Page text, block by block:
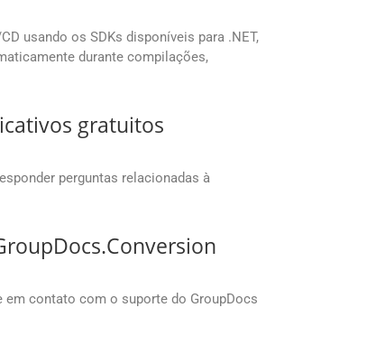
usando os SDKs disponíveis para .NET,
durante compilações,
gratuitos
perguntas relacionadas à
contato com o suporte do GroupDocs